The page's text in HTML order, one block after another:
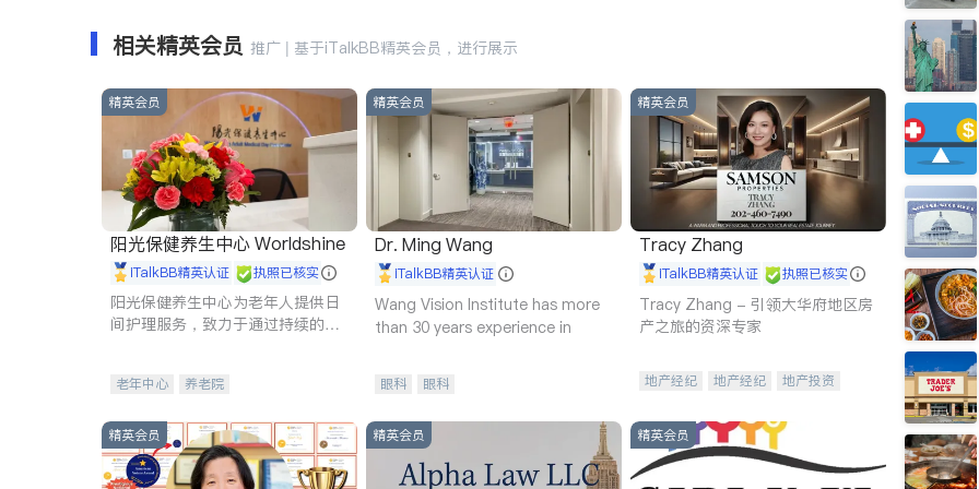
相关精英会员 推广 | 基于iTalkBB精英会员，进行展示
精英会员
阳光保健养生中心 Worldshine
iTalkBB精英认证 执照已核实
阳光保健养生中心为老年人提供日
间护理服务，致力于通过持续的护
老年中心 养老院
精英会员
Dr. Ming Wang
iTalkBB精英认证
Wang Vision Institute has more
than 30 years experience in
眼科 眼科
精英会员
Tracy Zhang
iTalkBB精英认证 执照已核实
Tracy Zhang - 引领大华府地区房
产之旅的资深专家
地产经纪 地产经纪
地产投资
精英会员
精英会员 精英会员